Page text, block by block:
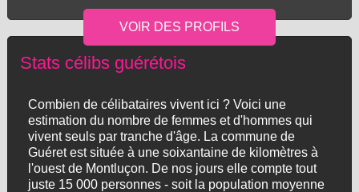
Stats célibs guérétois
Combien de célibataires vivent ici ? Voici une
estimation du nombre de femmes et d'hommes qui
vivent seuls par tranche d'âge. La commune de
Guéret est située à une soixantaine de kilomètres à
l'ouest de Montluçon. De nos jours elle compte tout
juste 15 000 personnes - soit la population moyenne